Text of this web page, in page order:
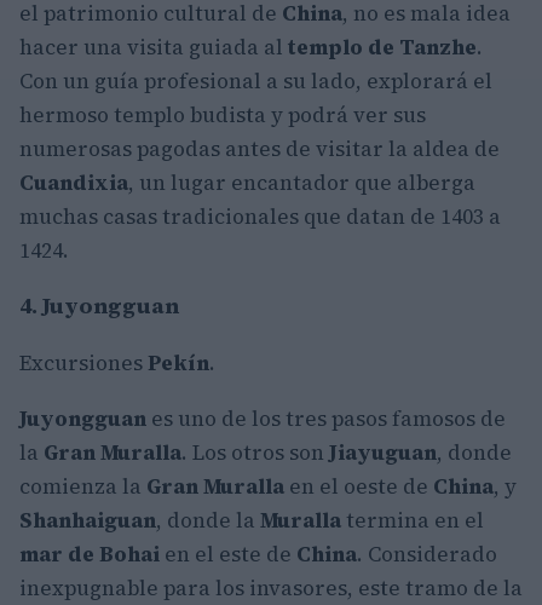
el patrimonio cultural de China, no es mala idea
hacer una visita guiada al templo de Tanzhe.
Con un guía profesional a su lado, explorará el
hermoso templo budista y podrá ver sus
numerosas pagodas antes de visitar la aldea de
Cuandixia, un lugar encantador que alberga
muchas casas tradicionales que datan de 1403 a
1424.
4. Juyongguan
Excursiones Pekín.
Juyongguan es uno de los tres pasos famosos de
la Gran Muralla. Los otros sonJiayuguan, donde
comienza la Gran Muralla en el oeste de China, y
Shanhaiguan, donde la Muralla termina en el
mar de Bohai en el este de China. Considerado
inexpugnable para los invasores, este tramo de la